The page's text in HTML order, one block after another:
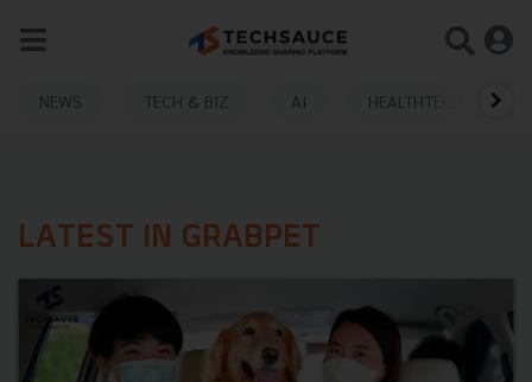
NEWS TECH & BIZ AI HEALTHTECH
LATEST IN GRABPET